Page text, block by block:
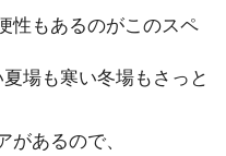
性もあるのがこのスペ
場も寒い冬場もさっと
があるので、